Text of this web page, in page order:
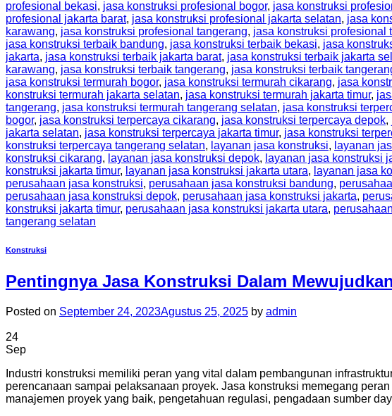
profesional bekasi, jasa konstruksi profesional bogor, jasa konstruksi
profesional jakarta barat, jasa konstruksi profesional jakarta selatan, jasa
karawang, jasa konstruksi profesional tangerang, jasa konstruksi profesional
jasa konstruksi terbaik bandung, jasa konstruksi terbaik bekasi, jasa
jakarta, jasa konstruksi terbaik jakarta barat, jasa konstruksi terbaik jakarta
karawang, jasa konstruksi terbaik tangerang, jasa konstruksi terbaik
jasa konstruksi termurah bogor, jasa konstruksi termurah cikarang, jasa
konstruksi termurah jakarta selatan, jasa konstruksi termurah jakarta timur,
tangerang, jasa konstruksi termurah tangerang selatan, jasa konstruksi
bogor, jasa konstruksi terpercaya cikarang, jasa konstruksi terpercaya depok,
jakarta selatan, jasa konstruksi terpercaya jakarta timur, jasa konstruksi
konstruksi terpercaya tangerang selatan, layanan jasa konstruksi, layanan
konstruksi cikarang, layanan jasa konstruksi depok, layanan jasa konstruksi
konstruksi jakarta timur, layanan jasa konstruksi jakarta utara, layanan jasa
perusahaan jasa konstruksi, perusahaan jasa konstruksi bandung,
perusahaan jasa konstruksi depok, perusahaan jasa konstruksi jakarta,
konstruksi jakarta timur, perusahaan jasa konstruksi jakarta utara,
tangerang selatan
Konstruksi
Pentingnya Jasa Konstruksi Dalam
Posted on September 24, 2023Agustus 25, 2025 by admin
24
Sep
Industri konstruksi memiliki peran yang vital dalam pembangunan
perencanaan sampai pelaksanaan proyek. Jasa konstruksi memegang
manajemen proyek yang baik, pengetahuan regulasi, pengadaan sumber